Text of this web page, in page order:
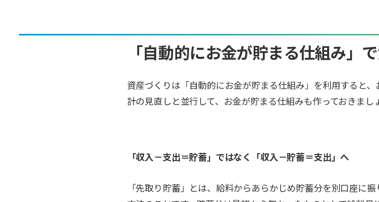
「自動的にお金が貯まる仕組み」
資産づくりは「自動的にお金が貯まる仕組み」を利用すると
計の見直しと並行して、お金が貯まる仕組みも作っておきまし
「収入－支出＝貯蓄」ではなく「収入－貯蓄＝支出」へ
「先取り貯蓄」とは、給料からあらかじめ貯蓄分を別口座に